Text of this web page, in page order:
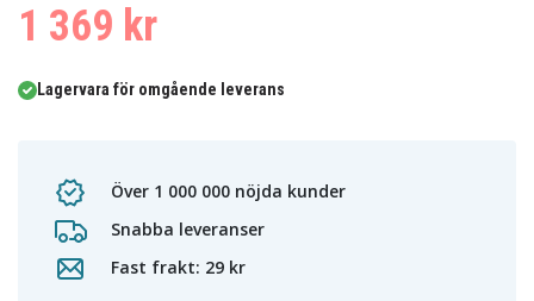
1 369 kr
Lagervara för omgående leverans
Över 1 000 000 nöjda kunder
Snabba leveranser
Fast frakt: 29 kr